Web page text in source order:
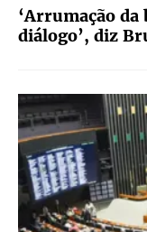
‘Arrumação da
diálogo’, diz